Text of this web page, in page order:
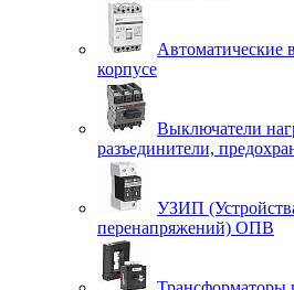
Автоматические
корпусе
Выключатели
разъединители,
УЗИП
перенапряжений) ОПВ